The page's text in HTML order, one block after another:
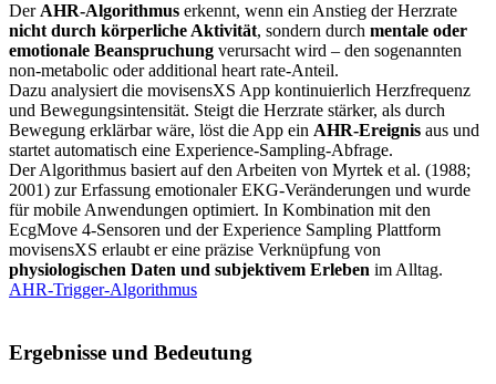
Der AHR-Algorithmus erkennt, wenn ein Anstieg der Herzrate
nicht durch körperliche Aktivität, sondern durch mentale oder
emotionale Beanspruchung verursacht wird – den sogenannten
non-metabolic oder additional heart rate-Anteil.
Dazu analysiert die movisensXS App kontinuierlich Herzfrequenz
und Bewegungsintensität. Steigt die Herzrate stärker, als durch
Bewegung erklärbar wäre, löst die App ein AHR-Ereignis aus und
startet automatisch eine Experience-Sampling-Abfrage.
Der Algorithmus basiert auf den Arbeiten von Myrtek et al. (1988;
2001) zur Erfassung emotionaler EKG-Veränderungen und wurde
für mobile Anwendungen optimiert. In Kombination mit den
EcgMove 4-Sensoren und der Experience Sampling Plattform
movisensXS erlaubt er eine präzise Verknüpfung von
physiologischen Daten und subjektivem Erleben im Alltag.
AHR-Trigger-Algorithmus
Ergebnisse und Bedeutung